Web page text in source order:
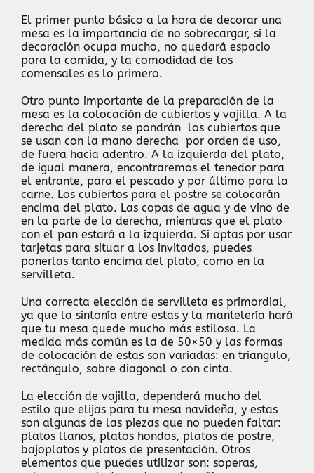
El primer punto básico a la hora de decorar una
mesa es la importancia de no sobrecargar, si la
decoración ocupa mucho, no quedará espacio
para la comida, y la comodidad de los
comensales es lo primero.
Otro punto importante de la preparación de la
mesa es la colocación de cubiertos y vajilla. A la
derecha del plato se pondrán los cubiertos que
se usan con la mano derecha por orden de uso,
de fuera hacia adentro. A la izquierda del plato,
de igual manera, encontraremos el tenedor para
el entrante, para el pescado y por último para la
carne. Los cubiertos para el postre se colocarán
encima del plato. Las copas de agua y de vino de
en la parte de la derecha, mientras que el plato
con el pan estará a la izquierda. Si optas por usar
tarjetas para situar a los invitados, puedes
ponerlas tanto encima del plato, como en la
servilleta.
Una correcta elección de servilleta es primordial,
ya que la sintonía entre estas y la mantelería hará
que tu mesa quede mucho más estilosa. La
medida más común es la de 50×50 y las formas
de colocación de estas son variadas: en triangulo,
rectángulo, sobre diagonal o con cinta.
La elección de vajilla, dependerá mucho del
estilo que elijas para tu mesa navideña, y estas
son algunas de las piezas que no pueden faltar:
platos llanos, platos hondos, platos de postre,
bajoplatos y platos de presentación. Otros
elementos que puedes utilizar son: soperas,